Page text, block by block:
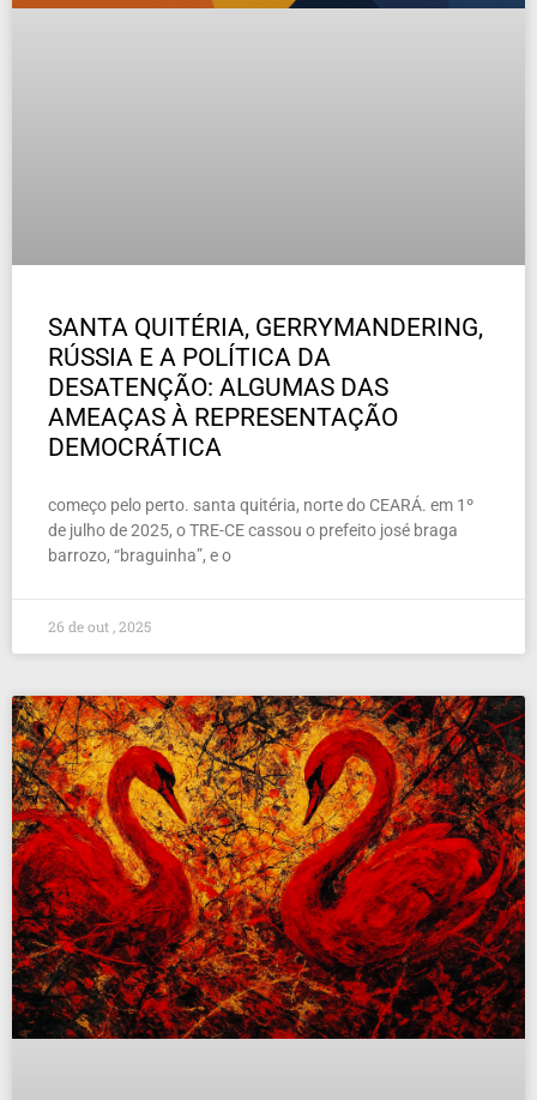
SANTA QUITÉRIA, GERRYMANDERING,
RÚSSIA E A POLÍTICA DA
DESATENÇÃO: ALGUMAS DAS
AMEAÇAS À REPRESENTAÇÃO
DEMOCRÁTICA
começo pelo perto. santa quitéria, norte do CEARÁ. em 1º
de julho de 2025, o TRE-CE cassou o prefeito josé braga
barrozo, “braguinha”, e o
26 de out , 2025